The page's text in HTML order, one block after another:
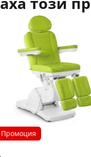
Промоция